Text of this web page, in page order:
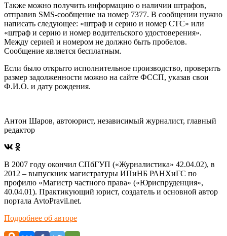
Также можно получить информацию о наличии штрафов,
отправив SMS-сообщение на номер 7377. В сообщении нужно
написать следующее: «штраф и серию и номер СТС» или
«штраф и серию и номер водительского удостоверения».
Между серией и номером не должно быть пробелов.
Сообщение является бесплатным.
Если было открыто исполнительное производство, проверить
размер задолженности можно на сайте ФССП, указав свои
Ф.И.О. и дату рождения.
Антон Шаров, автоюрист, независимый журналист, главный
редактор
В 2007 году окончил СПбГУП («Журналистика» 42.04.02), в
2012 – выпускник магистратуры ИПиНБ РАНХиГС по
профилю «Магистр частного права» («Юриспруденция»,
40.04.01). Практикующий юрист, создатель и основной автор
портала AvtoPravil.net.
Подробнее об авторе